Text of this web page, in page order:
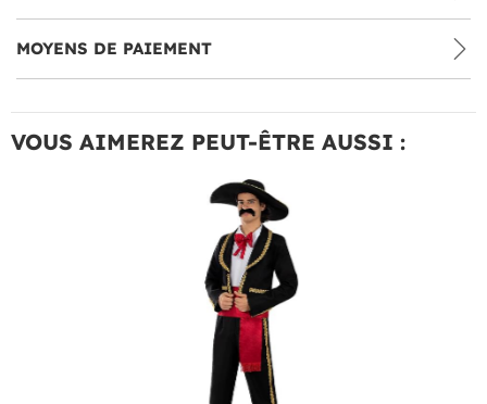
MOYENS DE PAIEMENT
VOUS AIMEREZ PEUT-ÊTRE AUSSI :